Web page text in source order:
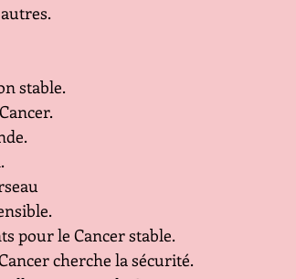
stable.
pour le Cancer stable.
cherche la sécurité.